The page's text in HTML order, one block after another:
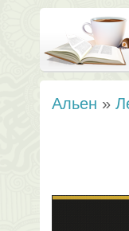
Альен »